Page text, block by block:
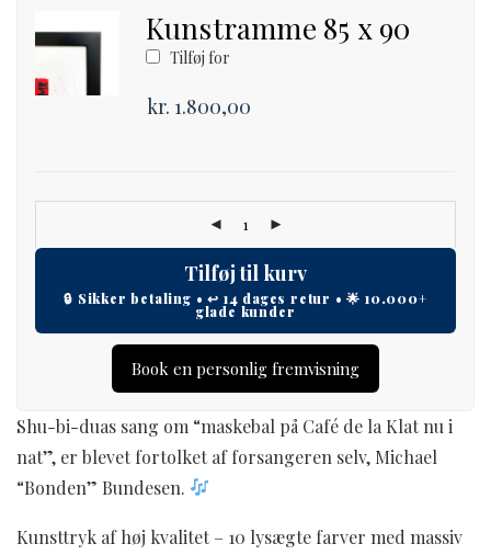
Kunstramme 85 x 90
Tilføj for
kr. 1.800,00
Tilføj til kurv
Book en personlig fremvisning
Shu-bi-duas sang om “maskebal på Café de la Klat nu i
nat”, er blevet fortolket af forsangeren selv, Michael
“Bonden” Bundesen.
Kunsttryk af høj kvalitet – 10 lysægte farver med massiv